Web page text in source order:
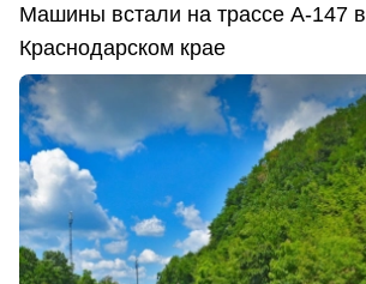
Машины встали на трассе А-147 в
Краснодарском крае